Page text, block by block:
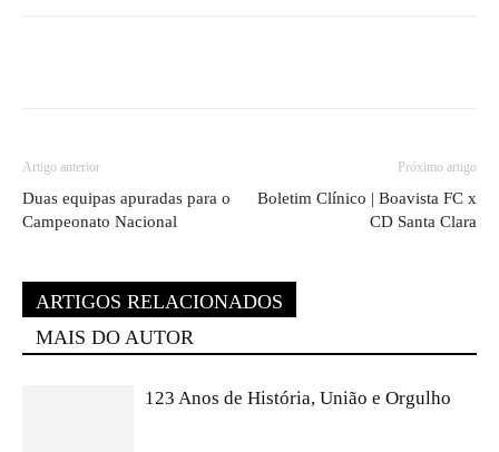
Artigo anterior
Duas equipas apuradas para o
Campeonato Nacional
Próximo artigo
Boletim Clínico | Boavista FC x
CD Santa Clara
ARTIGOS RELACIONADOS
MAIS DO AUTOR
123 Anos de História, União e Orgulho